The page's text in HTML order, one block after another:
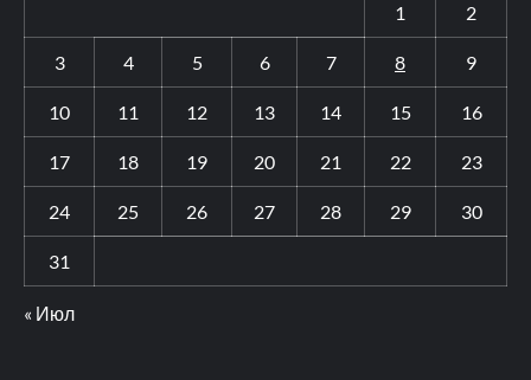
1 2
3 4 5 6 7 8 9
10 11 12 13 14 15 16
17 18 19 20 21 22 23
24 25 26 27 28 29 30
31
« Июл